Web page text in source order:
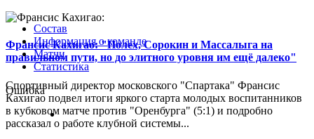
Франсис Кахигао: "Полех, Сорокин и Массалыга на
правильном пути, но до элитного уровня им ещё далеко"
Спортивный директор московского "Спартака" Франсис
Кахигао подвел итоги яркого старта молодых воспитанников
в кубковом матче против "Оренбурга" (5:1) и подробно
рассказал о работе клубной системы...
Состав
Информация о команде
Матчи
Статистика
Ошибка